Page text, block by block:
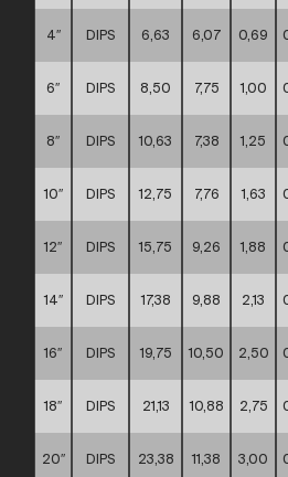
4″ DIPS 6,63 6,07 0,69
6″ DIPS 8,50 7,75 1,00
8″ DIPS 10,63 7,38 1,25
10″ DIPS 12,75 7,76 1,63
12″ DIPS 15,75 9,26 1,88
14″ DIPS 17,38 9,88 2,13
16″ DIPS 19,75 10,50 2,50
18″ DIPS 21,13 10,88 2,75
20″ DIPS 23,38 11,38 3,00